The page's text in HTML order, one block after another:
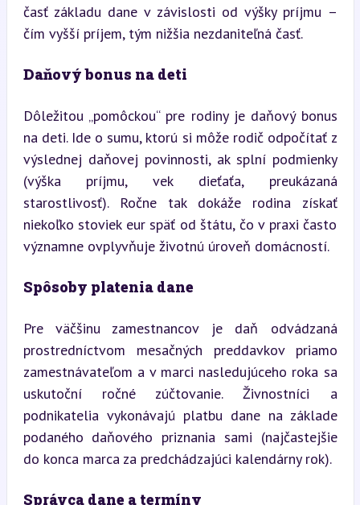
časť základu dane v závislosti od výšky príjmu –
čím vyšší príjem, tým nižšia nezdaniteľná časť.
Daňový bonus na deti
Dôležitou „pomôckou“ pre rodiny je daňový bonus
na deti. Ide o sumu, ktorú si môže rodič odpočítať z
výslednej daňovej povinnosti, ak splní podmienky
(výška príjmu, vek dieťaťa, preukázaná
starostlivosť). Ročne tak dokáže rodina získať
niekoľko stoviek eur späť od štátu, čo v praxi často
významne ovplyvňuje životnú úroveň domácností.
Spôsoby platenia dane
Pre väčšinu zamestnancov je daň odvádzaná
prostredníctvom mesačných preddavkov priamo
zamestnávateľom a v marci nasledujúceho roka sa
uskutoční ročné zúčtovanie. Živnostníci a
podnikatelia vykonávajú platbu dane na základe
podaného daňového priznania sami (najčastejšie
do konca marca za predchádzajúci kalendárny rok).
Správca dane a termíny